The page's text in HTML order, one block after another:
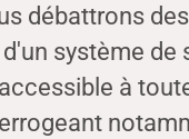
débattrons des
système de
à